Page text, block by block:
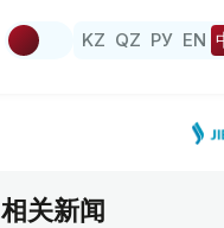
KZ QZ РУ EN
相关新闻